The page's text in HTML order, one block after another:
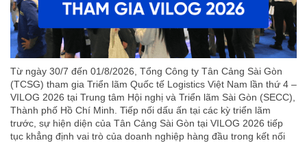
Từ ngày 30/7 đến 01/8/2026, Tổng Công ty Tân Cảng Sài Gòn
(TCSG) tham gia Triển lãm Quốc tế Logistics Việt Nam lần thứ 4 –
VILOG 2026 tại Trung tâm Hội nghị và Triển lãm Sài Gòn (SECC),
Thành phố Hồ Chí Minh. Tiếp nối dấu ấn tại các kỳ triển lãm
trước, sự hiện diện của Tân Cảng Sài Gòn tại VILOG 2026 tiếp
tục khẳng định vai trò của doanh nghiệp hàng đầu trong kết nối